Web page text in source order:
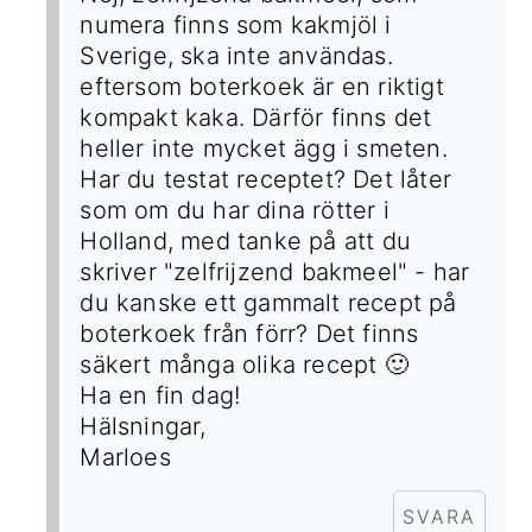
numera finns som kakmjöl i
Sverige, ska inte användas.
eftersom boterkoek är en riktigt
kompakt kaka. Därför finns det
heller inte mycket ägg i smeten.
Har du testat receptet? Det låter
som om du har dina rötter i
Holland, med tanke på att du
skriver "zelfrijzend bakmeel" - har
du kanske ett gammalt recept på
boterkoek från förr? Det finns
säkert många olika recept 🙂
Ha en fin dag!
Hälsningar,
Marloes
SVARA